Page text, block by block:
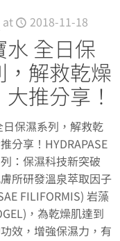
at 2018-11-18
水 全日保
，解救乾燥
推分享！
保濕系列，解救乾
分享！HYDRAPASE
：保濕科技新突破
所研發溫泉萃取因子
FILIFORMIS) 岩藻
，為乾燥肌達到
效，增強保濕力，有